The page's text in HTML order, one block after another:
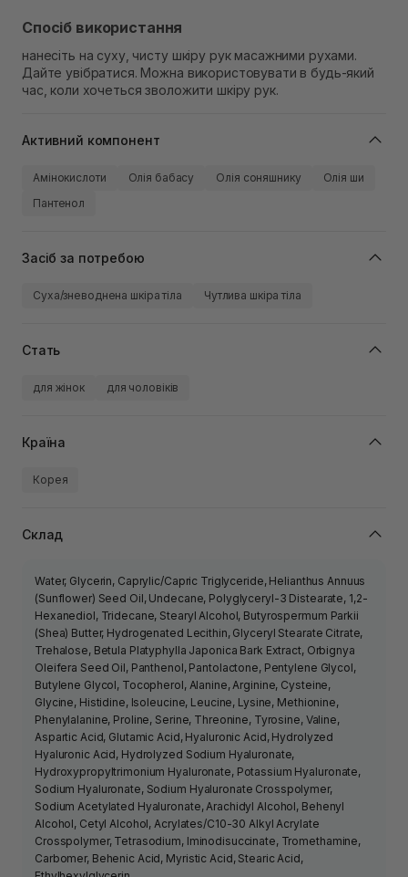
Спосіб використання
нанесіть на суху, чисту шкіру рук масажними рухами.
Дайте увібратися. Можна використовувати в будь-який
час, коли хочеться зволожити шкіру рук.
Активний компонент
Амінокислоти Олія бабасу Олія соняшнику
Олія ши
Пантенол
Засіб за потребою
Суха/зневоднена шкіра тіла Чутлива шкіра тіла
Стать
для жінок для чоловіків
Країна
Корея
Склад
Water, Glycerin, Caprylic/Capric Triglyceride, Helianthus Annuus
(Sunflower) Seed Oil, Undecane, Polyglyceryl-3 Distearate, 1,2-
Hexanediol, Tridecane, Stearyl Alcohol, Butyrospermum Parkii
(Shea) Butter, Hydrogenated Lecithin, Glyceryl Stearate Citrate,
Trehalose, Betula Platyphylla Japonica Bark Extract, Orbignya
Oleifera Seed Oil, Panthenol, Pantolactone, Pentylene Glycol,
Butylene Glycol, Tocopherol, Alanine, Arginine, Cysteine,
Glycine, Histidine, Isoleucine, Leucine, Lysine, Methionine,
Phenylalanine, Proline, Serine, Threonine, Tyrosine, Valine,
Aspartic Acid, Glutamic Acid, Hyaluronic Acid, Hydrolyzed
Hyaluronic Acid, Hydrolyzed Sodium Hyaluronate,
Hydroxypropyltrimonium Hyaluronate, Potassium Hyaluronate,
Sodium Hyaluronate, Sodium Hyaluronate Crosspolymer,
Sodium Acetylated Hyaluronate, Arachidyl Alcohol, Behenyl
Alcohol, Cetyl Alcohol, Acrylates/C10-30 Alkyl Acrylate
Crosspolymer, Tetrasodium, Iminodisuccinate, Tromethamine,
Carbomer, Behenic Acid, Myristic Acid, Stearic Acid,